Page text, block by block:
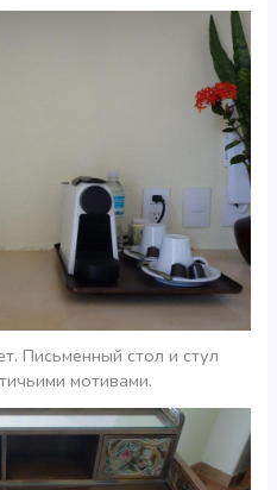
Письменный стол и стул
мотивами.